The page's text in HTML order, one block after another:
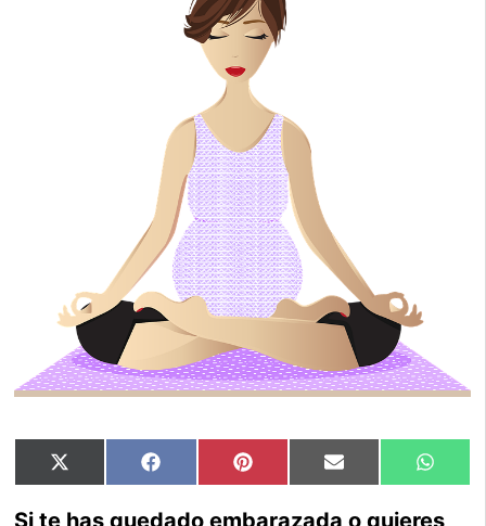
Compartir
en
X
(Twitter)
Compartir
en
Facebook Compartir
en
Pinterest Compartir
en
Email
en